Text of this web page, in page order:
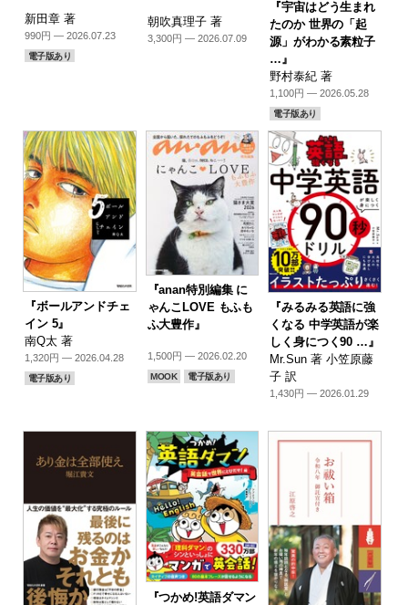
新田章 著
990円 — 2026.07.23
電子版あり
朝吹真理子 著
3,300円 — 2026.07.09
『宇宙はどう生まれ
たのか 世界の「起
源」がわかる素粒子
…』
野村泰紀 著
1,100円 — 2026.05.28
電子版あり
『ボールアンドチェ
イン 5』
南Q太 著
1,320円 — 2026.04.28
電子版あり
『anan特別編集 に
ゃんこLOVE もふも
ふ大豊作』
1,500円 — 2026.02.20
MOOK 電子版あり
『みるみる英語に強
くなる 中学英語が楽
しく身につく90 …』
Mr.Sun 著 小笠原藤
子 訳
1,430円 — 2026.01.29
『つかめ!英語ダマン